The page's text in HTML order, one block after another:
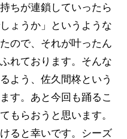
ちが連鎖していったら
ょうか」というような
ので、それが叶ったん
れております。そんな
よう、佐久間柊という
す。あと今回も踊るこ
もらおうと思います。
ると幸いです。シーズ